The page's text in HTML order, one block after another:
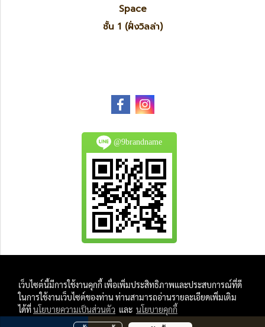
Space
ชั้น 1 (ฝั่งวิลล่า)
@9brandname
And
All Photo in this website were taken by
เว็บไซต์นี้มีการใช้งานคุกกี้ เพื่อเพิ่มประสิทธิภาพและประสบการณ์ที่ดี
ในการใช้งานเว็บไซต์ของท่าน ท่านสามารถอ่านรายละเอียดเพิ่มเติม
ได้ที่นโยบายความเป็นส่วนตัว และ นโยบายคุกกี้